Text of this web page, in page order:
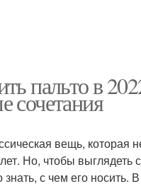
пальто в
сочетания
вещь, которая
Но, чтобы выглядеть
с чем его носить.